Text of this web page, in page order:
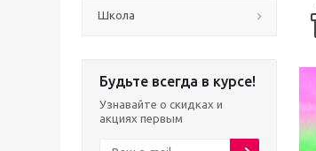
Школа
Будьте всегда в курсе!
Узнавайте о скидках и
акциях первым